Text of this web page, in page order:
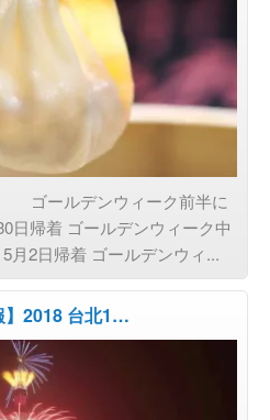
ゴールデンウィーク前半に
日帰着 ゴールデンウィーク中
月2日帰着 ゴールデンウィ...
】2018 台北1…